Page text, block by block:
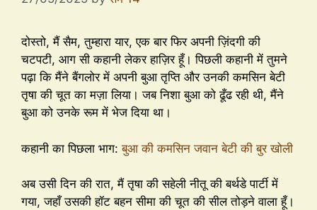
दोस्तो, मैं सैम, तुम्हारा यार, एक बार फिर अपनी ज़िंदगी की
चटपटी, आग सी कहानी लेकर हाज़िर हूँ। पिछली कहानी में तुमने
पढ़ा कि मैंने बैंगलोर में अपनी बुआ तृप्ति और उनकी कमसिन बेटी
तृषा की चूत का मज़ा लिया। जब निशा बुआ को ढूँढ रही थी, मैंने
बुआ को उनके रूम में भेज दिया था।
कहानी का पिछला भाग:बुआ की कमसिन जवान बेटी की बुर खोली
अब उसी दिन की रात, मैं तृषा की सहेली नीतू की बर्थडे पार्टी में
गया, जहाँ उसकी हॉट बहन सीमा की चूत की सील तोड़ने वाला हूँ।